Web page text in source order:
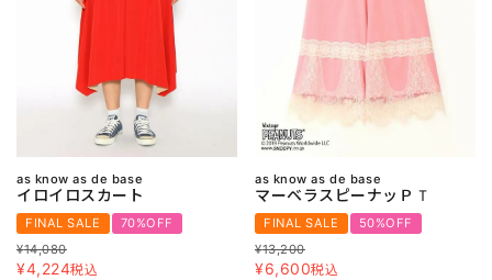
as know as de base
イロイロスカート
FINAL SALE
70%OFF
¥14,080
¥4,224税込
as know as de base
マーベラスピーナッＰＴ
FINAL SALE
50%OFF
¥13,200
¥6,600税込